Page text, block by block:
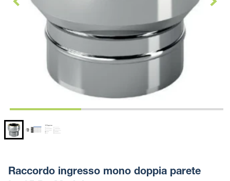
Raccordo ingresso mono doppia parete